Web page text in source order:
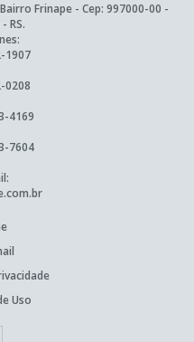
Frinape - Cep: 997000-00 -
RS.
1907
0208
4169
7604
Uso